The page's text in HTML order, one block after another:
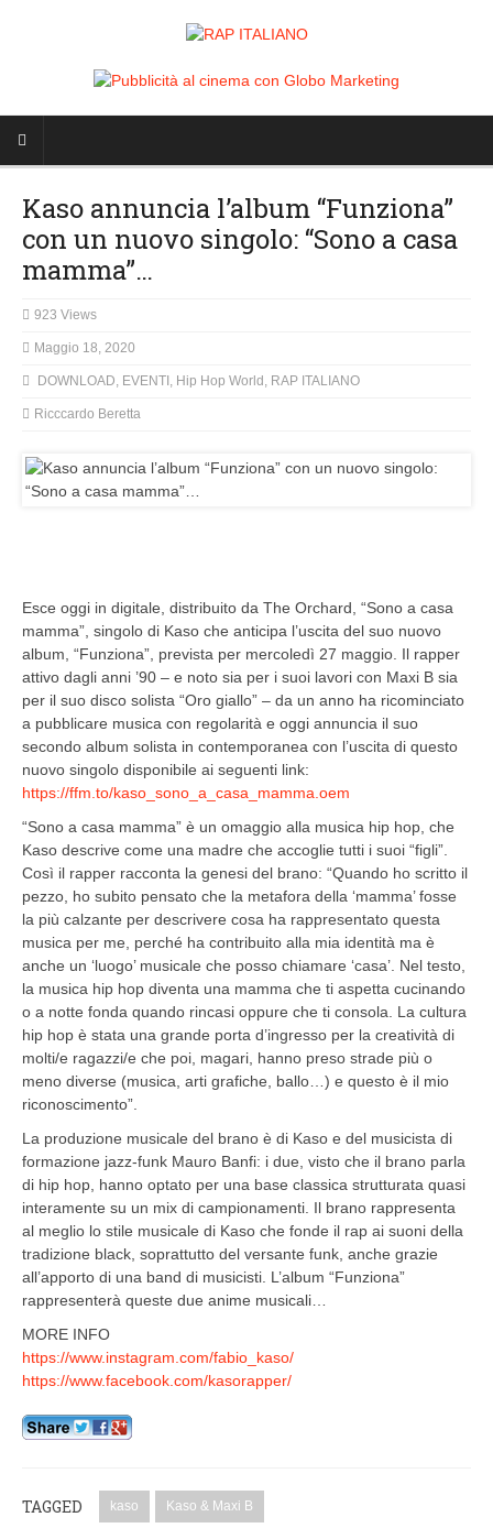
Kaso annuncia l’album “Funziona”
con un nuovo singolo: “Sono a casa
mamma”…
923 Views
Maggio 18, 2020
DOWNLOAD EVENTI Hip Hop World RAP ITALIANO
Ricccardo Beretta
Esce oggi in digitale, distribuito da The Orchard, “Sono a casa
mamma”, singolo di Kaso che anticipa l’uscita del suo nuovo
album, “Funziona”, prevista per mercoledì 27 maggio. Il rapper
attivo dagli anni ’90 – e noto sia per i suoi lavori con Maxi B sia
per il suo disco solista “Oro giallo” – da un anno ha ricominciato
a pubblicare musica con regolarità e oggi annuncia il suo
secondo album solista in contemporanea con l’uscita di questo
nuovo singolo disponibile ai seguenti link:
https://ffm.to/kaso_sono_a_casa_mamma.oem
“Sono a casa mamma” è un omaggio alla musica hip hop, che
Kaso descrive come una madre che accoglie tutti i suoi “figli”.
Così il rapper racconta la genesi del brano: “Quando ho scritto il
pezzo, ho subito pensato che la metafora della ‘mamma’ fosse
la più calzante per descrivere cosa ha rappresentato questa
musica per me, perché ha contribuito alla mia identità ma è
anche un ‘luogo’ musicale che posso chiamare ‘casa’. Nel testo,
la musica hip hop diventa una mamma che ti aspetta cucinando
o a notte fonda quando rincasi oppure che ti consola. La cultura
hip hop è stata una grande porta d’ingresso per la creatività di
molti/e ragazzi/e che poi, magari, hanno preso strade più o
meno diverse (musica, arti grafiche, ballo…) e questo è il mio
riconoscimento”.
La produzione musicale del brano è di Kaso e del musicista di
formazione jazz-funk Mauro Banfi: i due, visto che il brano parla
di hip hop, hanno optato per una base classica strutturata quasi
interamente su un mix di campionamenti. Il brano rappresenta
al meglio lo stile musicale di Kaso che fonde il rap ai suoni della
tradizione black, soprattutto del versante funk, anche grazie
all’apporto di una band di musicisti. L’album “Funziona”
rappresenterà queste due anime musicali…
MORE INFO
https://www.instagram.com/fabio_kaso/
https://www.facebook.com/kasorapper/
TAGGED kaso Kaso & Maxi B